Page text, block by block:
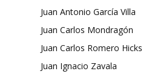
Juan Antonio García Villa
Juan Carlos Mondragón
Juan Carlos Romero Hicks
Juan Ignacio Zavala